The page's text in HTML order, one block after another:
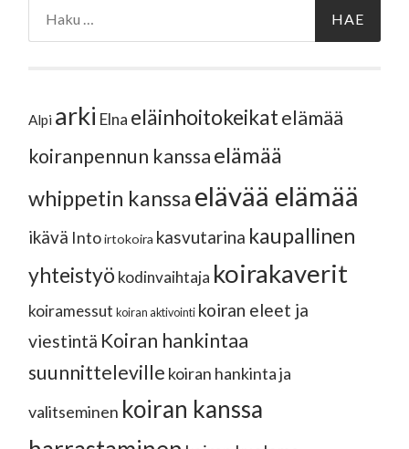
Alpi arki Elna eläinhoitokeikatelämää
koiranpennun kanssaelämää
whippetin kanssaelävää elämää
ikävä Intoirtokoira kasvutarina kaupallinen
yhteistyö kodinvaihtaja koirakaverit
koiramessut koiran aktivointi koiran eleet ja
viestintä Koiran hankintaa
suunnitteleville koiran hankinta ja
valitseminen koiran kanssa